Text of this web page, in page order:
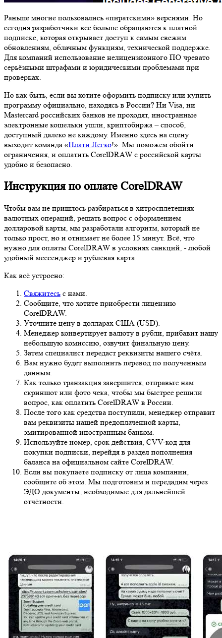
Раньше многие пользовались «пиратскими» версиями. Но
сегодня разработчики всё больше обращаются к платной
подписке, которая открывает доступ к самым свежим
обновлениям, облачным функциям, технической поддержке.
Для компаний использование нелицензионного ПО чревато
серьёзными штрафами и юридическими проблемами при
проверках.
Но как быть, если вы хотите оформить подписку или купить
программу официально, находясь в России? Ни Visa, ни
Mastercard российских банков не проходят, иностранные
электронные кошельки ушли, криптобиржа – способ,
доступный далеко не каждому. Именно здесь на сцену
выходит команда «Плати Легко!». Мы поможем обойти
ограничения, и оплатить CorelDRAW с российской карты
удобно и безопасно.
Инструкция по оплате CorelDRAW
Чтобы вам не пришлось разбираться в хитросплетениях
валютных операций, решать вопрос с оформлением
долларовой карты, мы разработали алгоритм, который не
только прост, но и отнимает не более 15 минут. Всё, что
нужно для оплаты CorelDRAW в условиях санкций, - любой
удобный мессенджер и рублёвая карта.
Как всё устроено:
Свяжитесь с нами.
Сообщите, что хотите приобрести лицензию
CorelDRAW.
Уточните цену в долларах США (USD).
Менеджер конвертирует валюту в рубли, прибавит нашу
небольшую комиссию, озвучит финальную цену.
Затем специалист передаст реквизиты нашего счёта.
Вам нужно будет выполнить перевод по полученным
данным.
Как только транзакция завершится, отправьте нам
скриншот или фото чека, чтобы мы быстрее решили
вопрос, как оплатить CorelDRAW в России.
После того как средства поступили, менеджер отправит
вам реквизиты нашей предоплаченной карты,
эмитированной иностранным банком.
Используйте номер, срок действия, CVV-код для
покупки подписки, перейдя в раздел пополнения
баланса на официальном сайте CorelDRAW.
Если вы покупаете подписку от лица компании,
сообщите об этом. Мы подготовим и передадим через
ЭДО документы, необходимые для дальнейшей
отчётности.